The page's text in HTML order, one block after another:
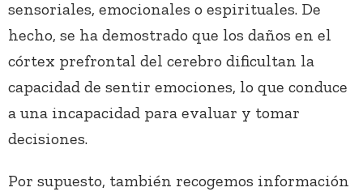
sensoriales, emocionales o espirituales. De
hecho, se ha demostrado que los daños en el
córtex prefrontal del cerebro dificultan la
capacidad de sentir emociones, lo que conduce
a una incapacidad para evaluar y tomar
decisiones.
Por supuesto, también recogemos información